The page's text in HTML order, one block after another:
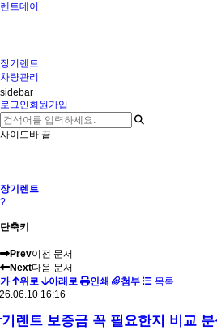
렌트데이
장기렌트
차량관리
sidebar
로그인회원가입
사이드바 끝
장기렌트
?
단축키
Prev이전 문서
Next다음 문서
가
위로 아래로 인쇄 첨부
목록
16:16
렌트 보증금 꼭 필요한지 비교 분